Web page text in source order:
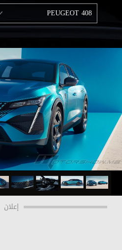
إعلان